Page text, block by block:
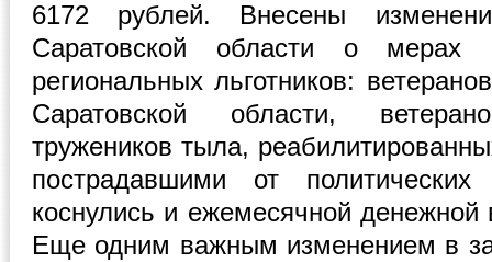
6172 рублей. Внесены
Саратовской области о мерах
региональных льготников:
Саратовской области,
тружеников тыла,
пострадавшими от
коснулись и ежемесячной
Еще одним важным изменением в